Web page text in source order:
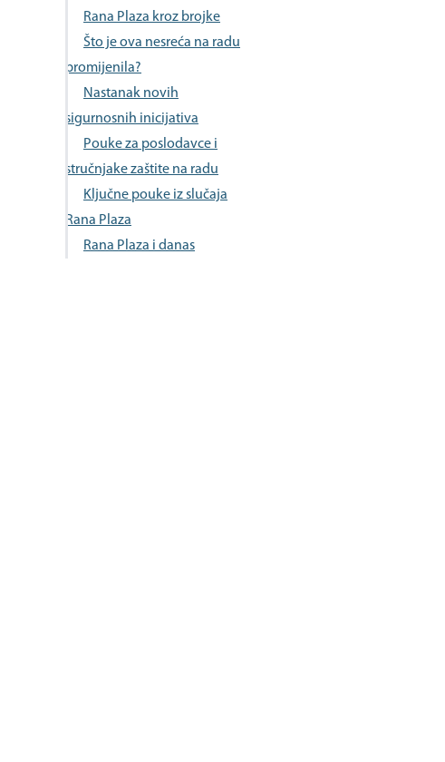
Rana Plaza kroz brojke
Što je ova nesreća na radu
promijenila?
Nastanak novih
sigurnosnih inicijativa
Pouke za poslodavce i
stručnjake zaštite na radu
Ključne pouke iz slučaja
Rana Plaza
Rana Plaza i danas